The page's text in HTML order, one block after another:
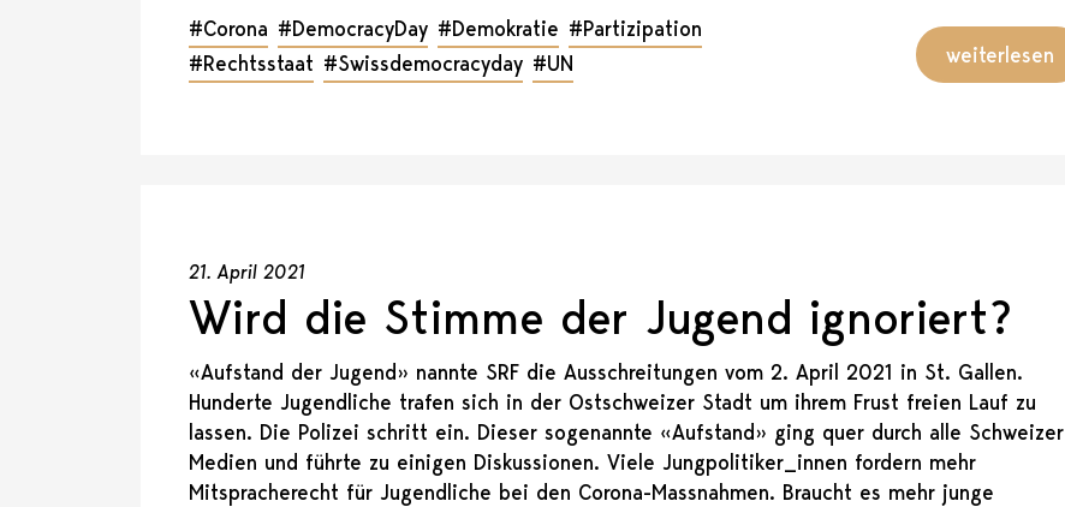
#Corona #DemocracyDay #Demokratie #Partizipation
#Rechtsstaat #Swissdemocracyday #UN weiterlesen
21. April 2021
Wird die Stimme der Jugend ignoriert?
«Aufstand der Jugend» nannte SRF die Ausschreitungen vom 2. April 2021 in St. Gallen.
Hunderte Jugendliche trafen sich in der Ostschweizer Stadt um ihrem Frust freien Lauf zu
lassen. Die Polizei schritt ein. Dieser sogenannte «Aufstand» ging quer durch alle Schweizer
Medien und führte zu einigen Diskussionen. Viele Jungpolitiker_innen fordern mehr
Mitspracherecht für Jugendliche bei den Corona-Massnahmen. Braucht es mehr junge